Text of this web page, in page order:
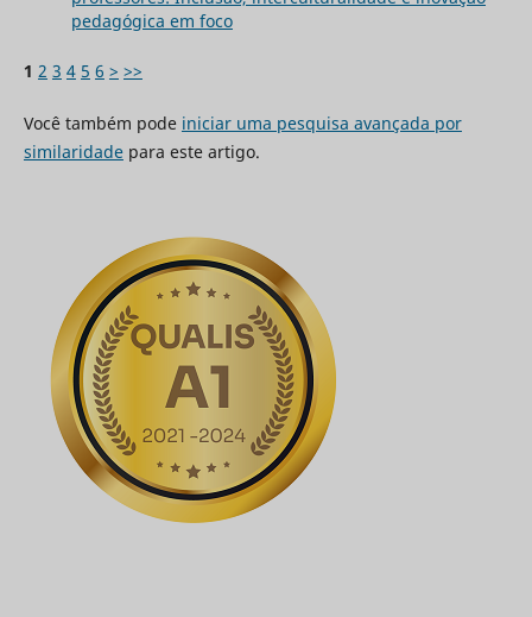
pedagógica em foco
1 2 3 4 5 6 > >>
Você também pode iniciar uma pesquisa avançada por
similaridadepara este artigo.